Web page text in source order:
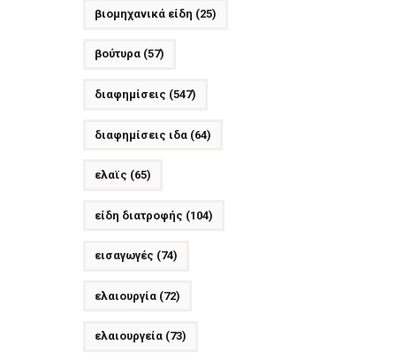
βιομηχανικά είδη (25)
βούτυρα(57)
διαφημίσεις (547)
διαφημίσεις ιδα(64)
ελαϊς (65)
είδη διατροφής (104)
εισαγωγές (74)
ελαιουργία(72)
ελαιουργεία(73)